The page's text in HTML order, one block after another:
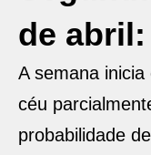
de abril:
A semana
céu
probabilidade